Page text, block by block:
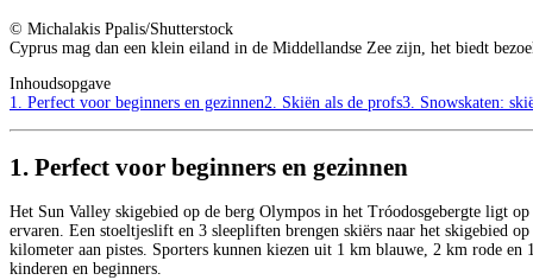
© Michalakis Ppalis/Shutterstock
Cyprus mag dan een klein eiland in de Middellandse Zee zijn, het biedt
Inhoudsopgave
1. Perfect voor beginners en gezinnen2. Skiën als de profs3. Snowskaten:
1. Perfect voor beginners en gezinnen
Het Sun Valley skigebied op de berg Olympos in het Tróodosgebergte ligt
ervaren. Een stoeltjeslift en 3 sleepliften brengen skiërs naar het skigebied
kilometer aan pistes. Sporters kunnen kiezen uit 1 km blauwe, 2 km rode
kinderen en beginners.